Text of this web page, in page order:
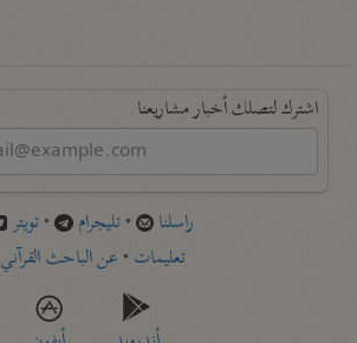
اشترك لتصلك أخبار مشاريعنا
راسلنا •تليجرام •تويتر
تعليمات •عن الباحث القرآني